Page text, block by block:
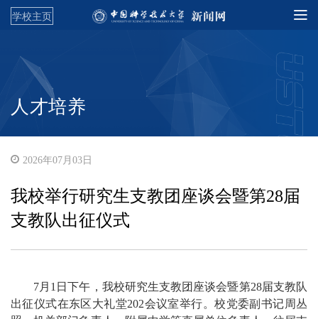
学校主页
人才培养
2026年07月03日
我校举行研究生支教团座谈会暨第28届
支教队出征仪式
7月1日下午，我校研究生支教团座谈会暨第28届支教队
出征仪式在东区大礼堂202会议室举行。校党委副书记周丛